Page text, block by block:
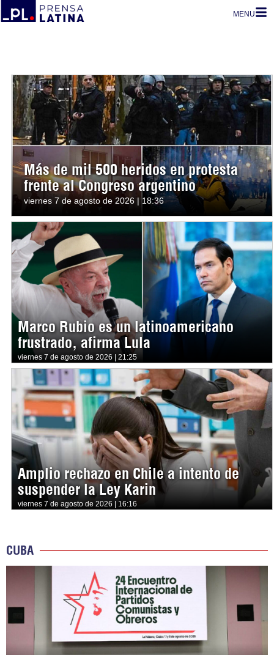
MENU
Más de mil 500 heridos en protesta
frente al Congreso argentino
viernes 7 de agosto de 2026 | 18:36
Marco Rubio es un latinoamericano
frustrado, afirma Lula
viernes 7 de agosto de 2026 | 21:25
Amplio rechazo en Chile a intento de
suspender la Ley Karin
viernes 7 de agosto de 2026 | 16:16
CUBA